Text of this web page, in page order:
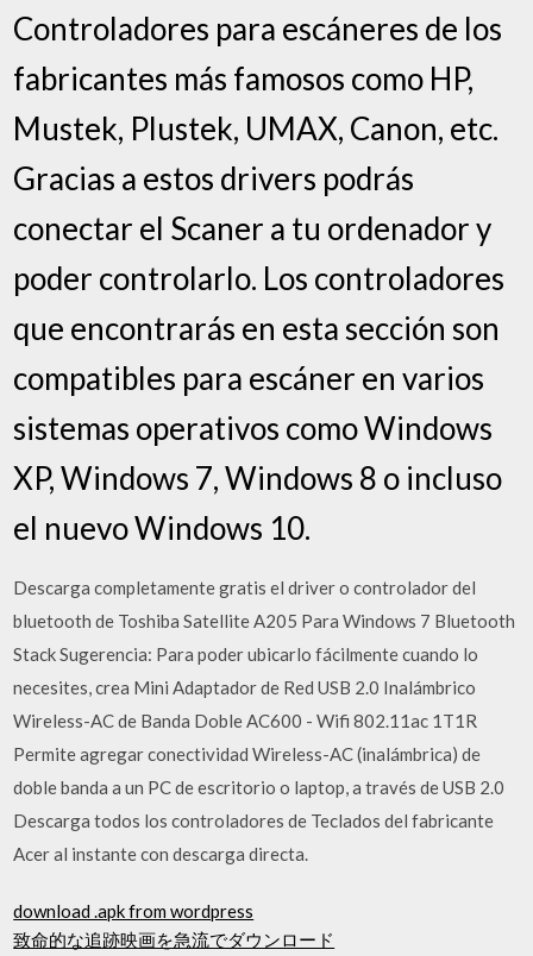
Controladores para escáneres de los
fabricantes más famosos como HP,
Mustek, Plustek, UMAX, Canon, etc.
Gracias a estos drivers podrás
conectar el Scaner a tu ordenador y
poder controlarlo. Los controladores
que encontrarás en esta sección son
compatibles para escáner en varios
sistemas operativos como Windows
XP, Windows 7, Windows 8 o incluso
el nuevo Windows 10.
Descarga completamente gratis el driver o controlador del
bluetooth de Toshiba Satellite A205 Para Windows 7 Bluetooth
Stack Sugerencia: Para poder ubicarlo fácilmente cuando lo
necesites, crea Mini Adaptador de Red USB 2.0 Inalámbrico
Wireless-AC de Banda Doble AC600 - Wifi 802.11ac 1T1R
Permite agregar conectividad Wireless-AC (inalámbrica) de
doble banda a un PC de escritorio o laptop, a través de USB 2.0
Descarga todos los controladores de Teclados del fabricante
Acer al instante con descarga directa.
download .apk from wordpress
致命的な追跡映画を急流でダウンロード